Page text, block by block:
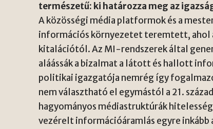
természetű: ki határozza meg az
A közösségi média platformok és a
információs környezetet teremtett, ahol
kitalációtól. Az MI-rendszerek által
aláássák a bizalmat a látott és hallott
politikai igazgatója nemrég így
nem választható el egymástól a 21.
hagyományos médiastruktúrák
vezérelt információáramlás egyre